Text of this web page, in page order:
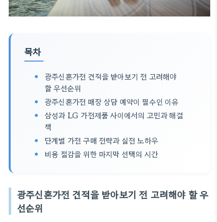
목차
광주신혼가전 견적을 받아보기 전 고려해야
할 우선순위
광주신혼가전 매장 상담 예약이 필수인 이유
삼성과 LG 가전제품 사이에서의 고민과 해결
책
단계별 가전 구매 전략과 실전 노하우
비용 절감을 위한 마지막 선택의 시간
광주신혼가전 견적을 받아보기 전 고려해야 할 우
선순위